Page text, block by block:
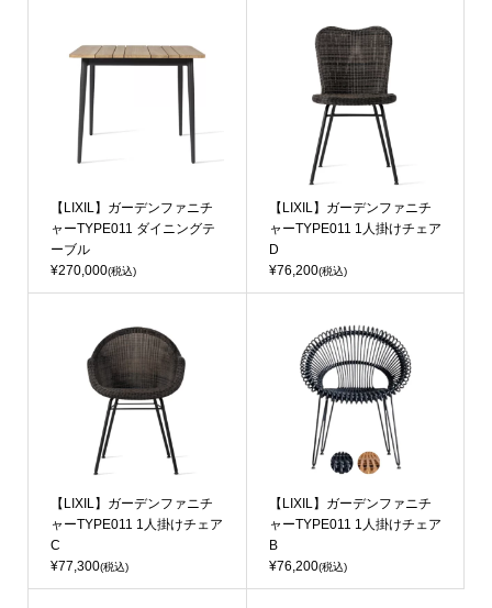
【LIXIL】ガーデンファニチ
ャーTYPE011 ダイニングテ
ーブル
¥270,000(税込)
【LIXIL】ガーデンファニチ
ャーTYPE011 1人掛けチェア
D
¥76,200(税込)
【LIXIL】ガーデンファニチ
ャーTYPE011 1人掛けチェア
C
¥77,300(税込)
【LIXIL】ガーデンファニチ
ャーTYPE011 1人掛けチェア
B
¥76,200(税込)